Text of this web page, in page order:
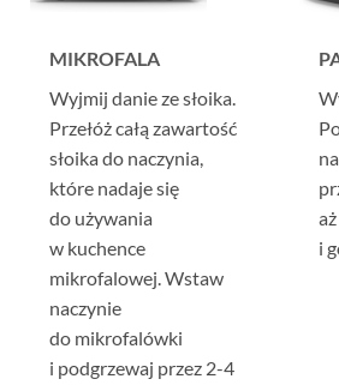
MIKROFALA
Wyjmij danie ze słoika.
Przełóż całą zawartość
słoika do naczynia,
które nadaje się
do używania
w kuchence
mikrofalowej. Wstaw
naczynie
do mikrofalówki
i podgrzewaj przez 2-4
i